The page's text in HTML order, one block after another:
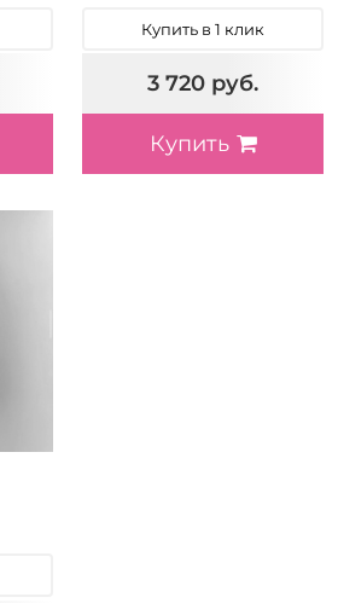
Купить в 1 клик
3 720 руб.
Купить